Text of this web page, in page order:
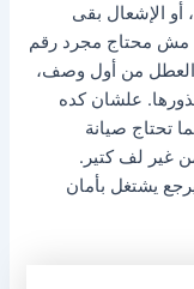
الإشعال بقى
مش محتاج مجرد رقم
العطل من أول وصف،
علشان كده
تحتاج صيانة
غير لف كتير.
يشتغل بأمان